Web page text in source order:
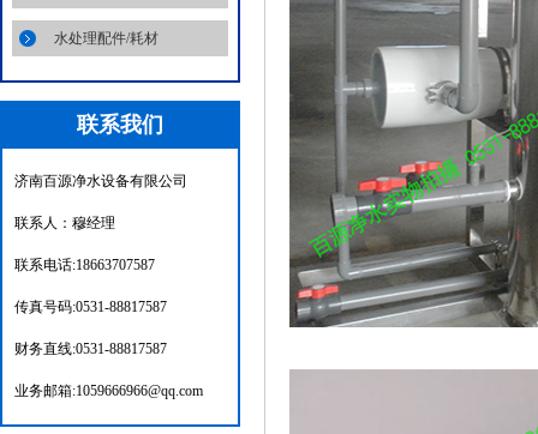
水处理配件/耗材
联系我们
济南百源净水设备有限公司
联系人：穆经理
联系电话:18663707587
传真号码:0531-88817587
财务直线:0531-88817587
业务邮箱:1059666966@qq.com